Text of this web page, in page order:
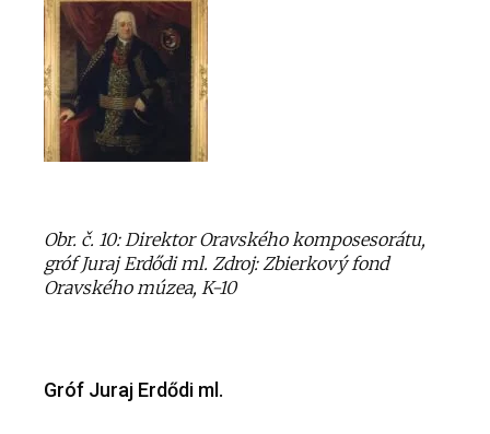
Obr. č. 10: Direktor Oravského komposesorátu,
gróf Juraj Erdődi ml. Zdroj: Zbierkový fond
Oravského múzea, K-10
Gróf Juraj Erdődi ml.